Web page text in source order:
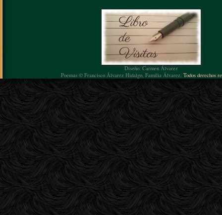
Diseño: Carmen Álvarez
Poemas © Francisco Álvarez Hidalgo, Familia Álvarez. Todos derechos